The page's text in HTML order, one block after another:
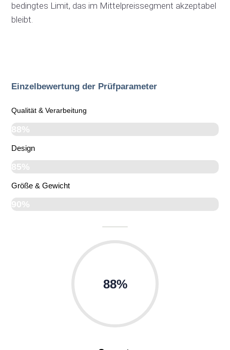
bedingtes Limit, das im Mittelpreissegment akzeptabel
bleibt.
Einzelbewertung der Prüfparameter
Qualität & Verarbeitung
88%
Design
85%
Größe & Gewicht
90%
88%